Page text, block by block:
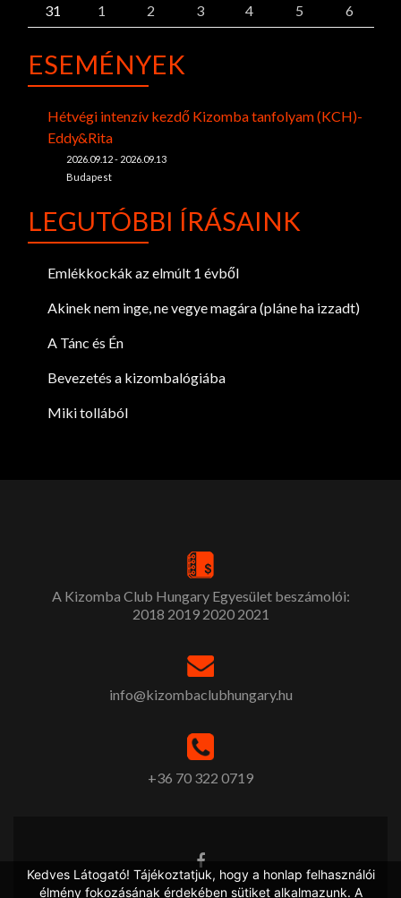
31
1 2 3 4 5 6
ESEMÉNYEK
Hétvégi intenzív kezdő Kizomba tanfolyam (KCH)-
Eddy&Rita
2026.09.12 - 2026.09.13
Budapest
LEGUTÓBBI ÍRÁSAINK
Emlékkockák az elmúlt 1 évből
Akinek nem inge, ne vegye magára (pláne ha izzadt)
A Tánc és Én
Bevezetés a kizombalógiába
Miki tollából
A Kizomba Club Hungary Egyesület beszámolói:
2018 2019 2020 2021
info@kizombaclubhungary.hu
+36 70 322 0719
Kedves Látogató! Tájékoztatjuk, hogy a honlap felhasználói
élmény fokozásának érdekében sütiket alkalmazunk. A